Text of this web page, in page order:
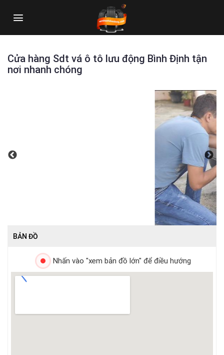
Cửa hàng Sdt vá ô tô lưu động Bình Định tận
nơi nhanh chóng
BẢN ĐỒ
Nhấn vào "xem bản đồ lớn" để điều hướng